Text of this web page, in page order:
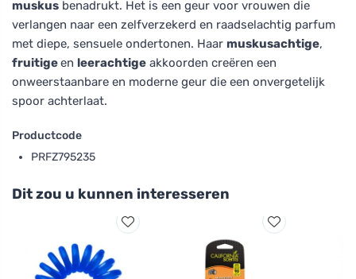
muskus benadrukt. Het is een geur voor vrouwen die
verlangen naar een zelfverzekerd en raadselachtig parfum
met diepe, sensuele ondertonen. Haar muskusachtige,
fruitigeen leerachtige akkoorden creëren een
onweerstaanbare en moderne geur die een onvergetelijk
spoor achterlaat.
Productcode
PRFZ795235
Dit zou u kunnen interesseren